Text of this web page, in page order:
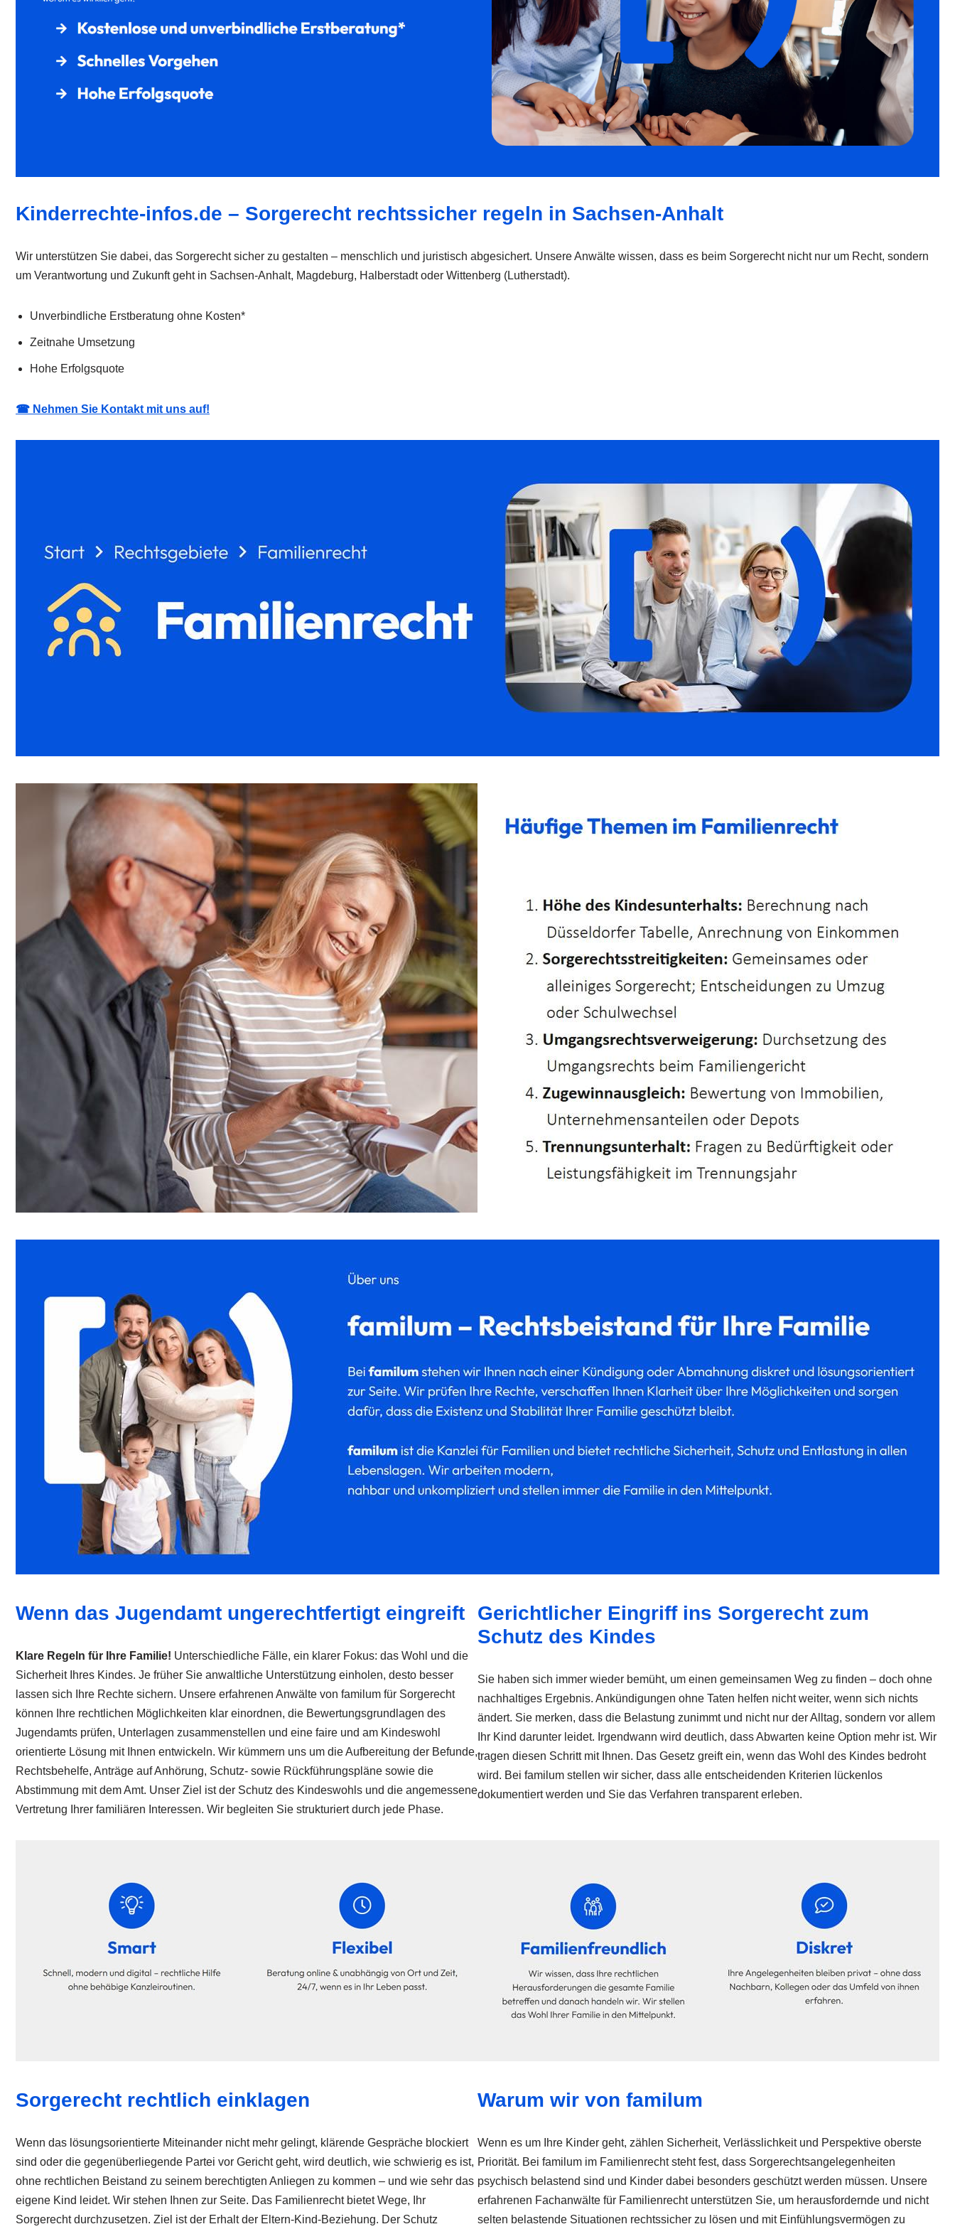
Kinderrechte-infos.de – Sorgerecht rechtssicher regeln in Sachsen-Anhalt
Wir unterstützen Sie dabei, das Sorgerecht sicher zu gestalten – menschlich und juristisch abgesichert. Unsere Anwälte wissen, dass es beim Sorgerecht nicht nur um Recht, sondern
um Verantwortung und Zukunft geht in Sachsen-Anhalt, Magdeburg, Halberstadt oder Wittenberg (Lutherstadt).
Unverbindliche Erstberatung ohne Kosten*
Zeitnahe Umsetzung
Hohe Erfolgsquote
☎ Nehmen Sie Kontakt mit uns auf!
Wenn das Jugendamt ungerechtfertigt eingreift
Klare Regeln für Ihre Familie! Unterschiedliche Fälle, ein klarer Fokus: das Wohl und die
Sicherheit Ihres Kindes. Je früher Sie anwaltliche Unterstützung einholen, desto besser
lassen sich Ihre Rechte sichern. Unsere erfahrenen Anwälte von familum für Sorgerecht
können Ihre rechtlichen Möglichkeiten klar einordnen, die Bewertungsgrundlagen des
Jugendamts prüfen, Unterlagen zusammenstellen und eine faire und am Kindeswohl
orientierte Lösung mit Ihnen entwickeln. Wir kümmern uns um die Aufbereitung der Befunde,
Rechtsbehelfe, Anträge auf Anhörung, Schutz- sowie Rückführungspläne sowie die
Abstimmung mit dem Amt. Unser Ziel ist der Schutz des Kindeswohls und die angemessene
Vertretung Ihrer familiären Interessen. Wir begleiten Sie strukturiert durch jede Phase.
Gerichtlicher Eingriff ins Sorgerecht zum
Schutz des Kindes
Sie haben sich immer wieder bemüht, um einen gemeinsamen Weg zu finden – doch ohne
nachhaltiges Ergebnis. Ankündigungen ohne Taten helfen nicht weiter, wenn sich nichts
ändert. Sie merken, dass die Belastung zunimmt und nicht nur der Alltag, sondern vor allem
Ihr Kind darunter leidet. Irgendwann wird deutlich, dass Abwarten keine Option mehr ist. Wir
tragen diesen Schritt mit Ihnen. Das Gesetz greift ein, wenn das Wohl des Kindes bedroht
wird. Bei familum stellen wir sicher, dass alle entscheidenden Kriterien lückenlos
dokumentiert werden und Sie das Verfahren transparent erleben.
Sorgerecht rechtlich einklagen
Wenn das lösungsorientierte Miteinander nicht mehr gelingt, klärende Gespräche blockiert
sind oder die gegenüberliegende Partei vor Gericht geht, wird deutlich, wie schwierig es ist,
ohne rechtlichen Beistand zu seinem berechtigten Anliegen zu kommen – und wie sehr das
eigene Kind leidet. Wir stehen Ihnen zur Seite. Das Familienrecht bietet Wege, Ihr
Sorgerecht durchzusetzen. Ziel ist der Erhalt der Eltern-Kind-Beziehung. Der Schutz
Warum wir von familum
Wenn es um Ihre Kinder geht, zählen Sicherheit, Verlässlichkeit und Perspektive oberste
Priorität. Bei familum im Familienrecht steht fest, dass Sorgerechtsangelegenheiten
psychisch belastend sind und Kinder dabei besonders geschützt werden müssen. Unsere
erfahrenen Fachanwälte für Familienrecht unterstützen Sie, um herausfordernde und nicht
selten belastende Situationen rechtssicher zu lösen und mit Einfühlungsvermögen zu